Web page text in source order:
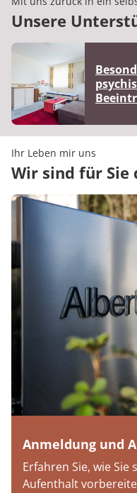
Unsere
Ihr Leben mir uns
Wir sind für Sie
Anmeldung und
Erfahren Sie, wie
Aufenthalt